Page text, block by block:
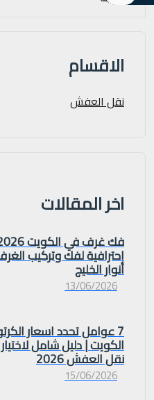
الاقسام
نقل العفش
اخر المقالات
احترافية لفك وتركيب
أنوار الخليج
13/06/2026
7 عوامل تحدد اسعار
الكويت | دليل شامل
نقل العفش 2026
15/06/2026